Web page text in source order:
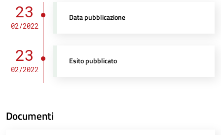
23
02/2022
Data pubblicazione
23
02/2022
Esito pubblicato
Documenti